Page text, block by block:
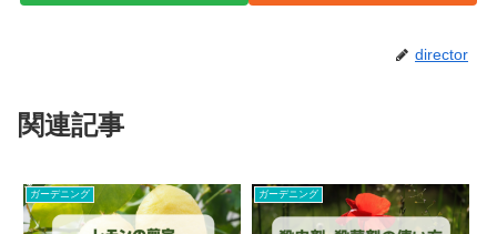
director
関連記事
ガーデニング ガーデニング